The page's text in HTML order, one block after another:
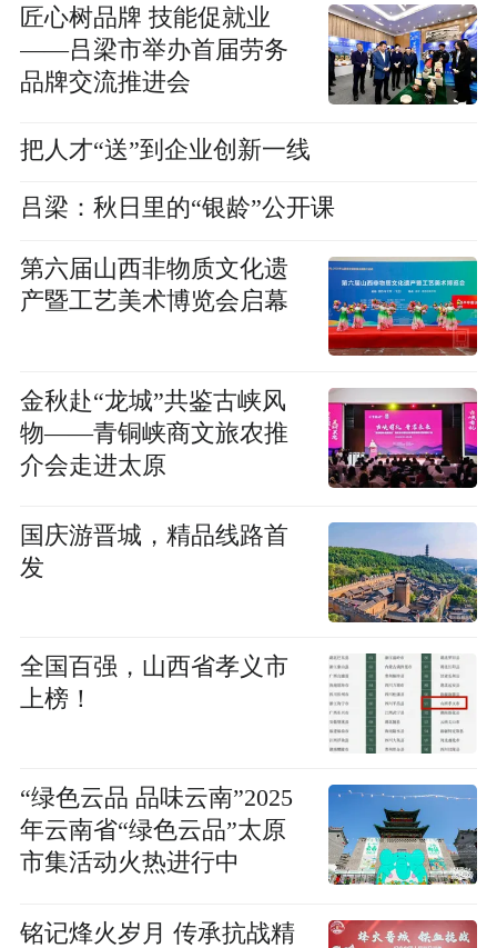
匠心树品牌 技能促就业
——吕梁市举办首届劳务
品牌交流推进会
把人才“送”到企业创新一线
吕梁：秋日里的“银龄”公开课
第六届山西非物质文化遗
产暨工艺美术博览会启幕
金秋赴“龙城”共鉴古峡风
物——青铜峡商文旅农推
介会走进太原
国庆游晋城，精品线路首
发
全国百强，山西省孝义市
上榜！
“绿色云品 品味云南”2025
年云南省“绿色云品”太原
市集活动火热进行中
铭记烽火岁月 传承抗战精